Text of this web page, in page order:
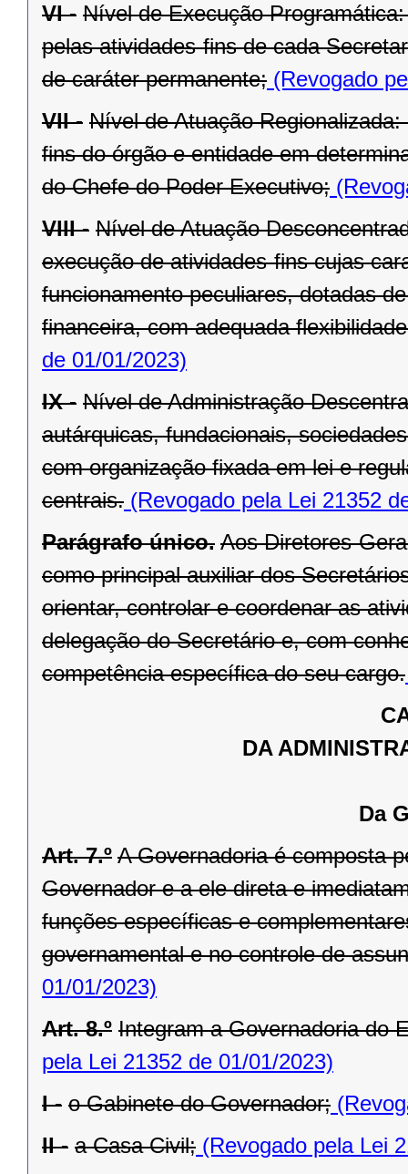
VI - Nível de Execução
pelas atividades-fins de cada
de caráter permanente; (Revogado
VII - Nível de Atuação
fins do órgão e entidade em
do Chefe do Poder Executivo;
VIII - Nível de Atuação
execução de atividades-fins cujas
funcionamento peculiares, dotadas
financeira, com adequada
de 01/01/2023)
IX - Nível de Administração
autárquicas, fundacionais,
com organização fixada em lei e
centrais. (Revogado pela Lei 21352
Parágrafo único. Aos Diretores-
como principal auxiliar dos
orientar, controlar e coordenar as
delegação do Secretário e, com
competência específica do seu cargo.
DA
Da
Art. 7.º A Governadoria é composta
Governador e a ele direta e
funções específicas e
governamental e no controle de
01/01/2023)
Art. 8.º Integram a Governadoria do
pela Lei 21352 de 01/01/2023)
I - o Gabinete do Governador;
II - a Casa Civil; (Revogado pela Lei